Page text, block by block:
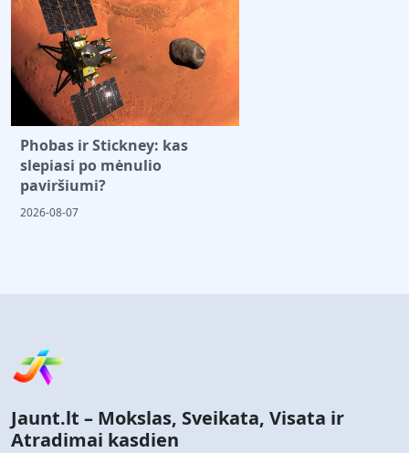
Phobas ir Stickney: kas
slepiasi po mėnulio
paviršiumi?
2026-08-07
Jaunt.lt – Mokslas, Sveikata, Visata ir
Atradimai kasdien